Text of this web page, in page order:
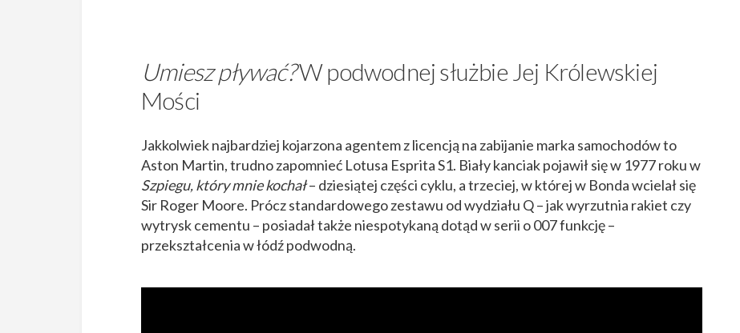
Umiesz pływać?W podwodnej służbie Jej Królewskiej
Mości
Jakkolwiek najbardziej kojarzona agentem z licencją na zabijanie marka samochodów to
Aston Martin, trudno zapomnieć Lotusa Esprita S1. Biały kanciak pojawił się w 1977 roku w
Szpiegu, który mnie kochał– dziesiątej części cyklu, a trzeciej, w której w Bonda wcielał się
Sir Roger Moore. Prócz standardowego zestawu od wydziału Q – jak wyrzutnia rakiet czy
wytrysk cementu – posiadał także niespotykaną dotąd w serii o 007 funkcję –
przekształcenia w łódź podwodną.